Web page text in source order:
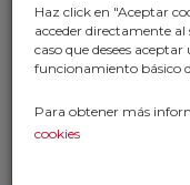
ANILLAS
Haz click en "Aceptar
acceder directamente al
caso que desees
funcionamiento básico
Para obtener más
cookies